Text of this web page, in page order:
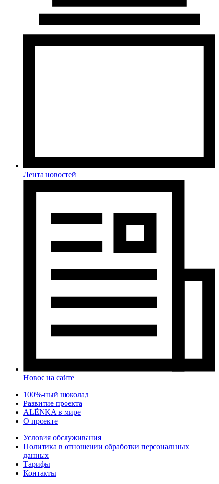
Лента новостей
Новое на сайте
100%-ный шоколад
Развитие проекта
ALЁNKA в мире
О проекте
Условия обслуживания
Политика в отношении обработки персональных
данных
Тарифы
Контакты